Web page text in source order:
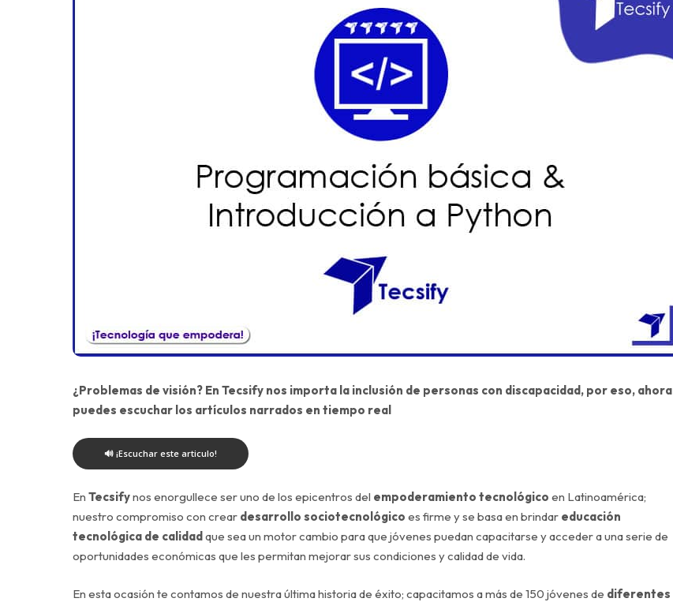
¿Problemas de visión? En Tecsify nos importa la inclusión de personas con discapacidad, por eso, ahora
puedes escuchar los artículos narrados en tiempo real
🔊 ¡Escuchar este articulo!
En Tecsifynos enorgullece ser uno de los epicentros del empoderamiento tecnológico en Latinoamérica;
nuestro compromiso con crear desarrollo sociotecnológico es firme y se basa en brindar educación
tecnológica de calidad que sea un motor cambio para que jóvenes puedan capacitarse y acceder a una serie de
oportunidades económicas que les permitan mejorar sus condiciones y calidad de vida.
En esta ocasión te contamos de nuestra última historia de éxito; capacitamos a más de 150 jóvenes de diferentes